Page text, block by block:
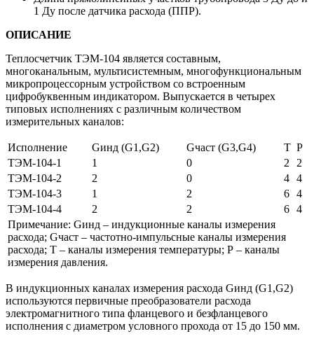
1 Ду после датчика расхода (ППР).
ОПИСАНИЕ
Теплосчетчик ТЭМ-104 является составным,
многоканальным, мультисистемным, многофункциональным
микропроцессорным устройством со встроенным
цифробуквенным индикатором. Выпускается в четырех
типовых исполнениях с различным количеством
измерительных каналов:
Исполнение Gинд (G1,G2) Gчаст (G3,G4) Т Р
ТЭМ-104-1
1 0 2 2
ТЭМ-104-2
2 0 4 4
ТЭМ-104-3
1 2 6 4
ТЭМ-104-4
2 2 6 4
Примечание: Gинд – индукционные каналы измерения
расхода; Gчаст – частотно-импульсные каналы измерения
расхода; Т – каналы измерения температуры; Р – каналы
измерения давления.
В индукционных каналах измерения расхода Gинд (G1,G2)
используются первичные преобразователи расхода
электромагнитного типа фланцевого и безфланцевого
исполнения с диаметром условного прохода от 15 до 150 мм.